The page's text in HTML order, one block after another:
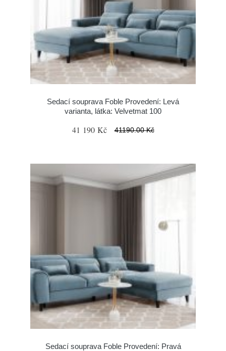
Sedací souprava Foble Provedení: Levá
varianta, látka: Velvetmat 100
41 190 Kč 41190.00 Kč
Sedací souprava Foble Provedení: Pravá